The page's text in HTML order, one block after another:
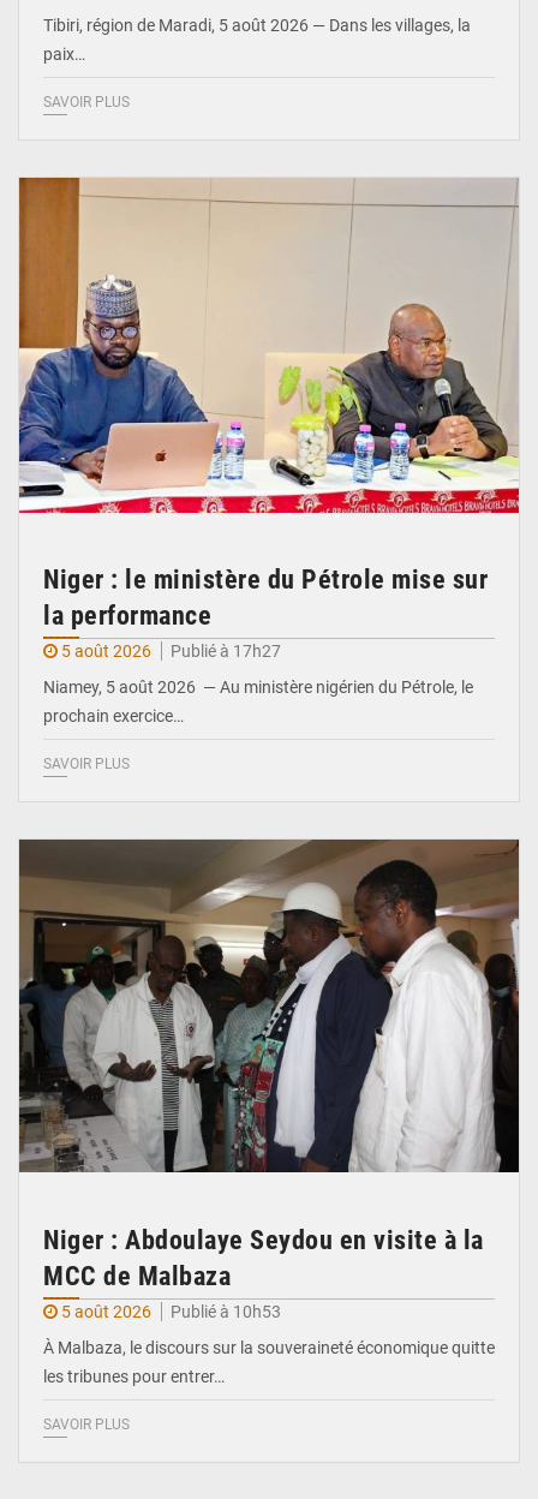
Tibiri, région de Maradi, 5 août 2026 — Dans les villages, la
paix…
SAVOIR PLUS
Niger : le ministère du Pétrole mise sur
la performance
5 août 2026
Publié à 17h27
Niamey, 5 août 2026 — Au ministère nigérien du Pétrole, le
prochain exercice…
SAVOIR PLUS
Niger : Abdoulaye Seydou en visite à la
MCC de Malbaza
5 août 2026
Publié à 10h53
À Malbaza, le discours sur la souveraineté économique quitte
les tribunes pour entrer…
SAVOIR PLUS